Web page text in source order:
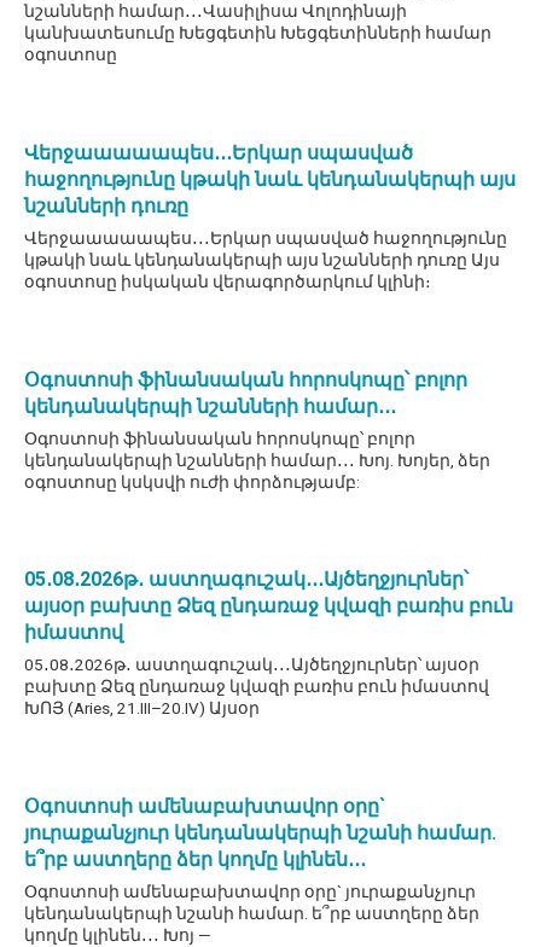
նշանների համար․․․Վասիլիսա Վոլոդինայի
կանխատեսումը Խեցգետին Խեցգետինների համար
օգոստոսը
Վերջաաաաապես․․․Երկար սպասված
հաջողությունը կթակի նաև կենդանակերպի այս
նշանների դուռը
Վերջաաաաապես․․․Երկար սպասված հաջողությունը
կթակի նաև կենդանակերպի այս նշանների դուռը Այս
օգոստոսը իսկական վերագործարկում կլինի։
Օգոստոսի ֆինանսական հորոսկոպը՝ բոլոր
կենդանակերպի նշանների համար․․․
Օգոստոսի ֆինանսական հորոսկոպը՝ բոլոր
կենդանակերպի նշանների համար․․․ Խոյ. Խոյեր, ձեր
օգոստոսը կսկսվի ուժի փորձությամբ:
05․08․2026թ․ աստղագուշակ․․․Այծեղջյուրներ՝
այսօր բախտը Ձեզ ընդառաջ կվազի բառիս բուն
իմաստով
05․08․2026թ․ աստղագուշակ․․․Այծեղջյուրներ՝ այսօր
բախտը Ձեզ ընդառաջ կվազի բառիս բուն իմաստով
ԽՈՅ (Aries, 21.III–20.IV) Այսօր
Օգոստոսի ամենաբախտավոր օրը`
յուրաքանչյուր կենդանակերպի նշանի համար.
ե՞րբ աստղերը ձեր կողմը կլինեն․․․
Օգոստոսի ամենաբախտավոր օրը` յուրաքանչյուր
կենդանակերպի նշանի համար. ե՞րբ աստղերը ձեր
կողմը կլինեն․․․ Խոյ —